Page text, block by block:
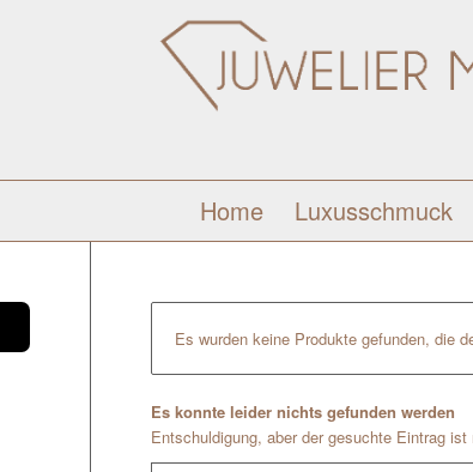
Home Luxusschmuck
Es wurden keine Produkte gefunden, die
Es konnte leider nichts gefunden werden
Entschuldigung, aber der gesuchte Eintrag